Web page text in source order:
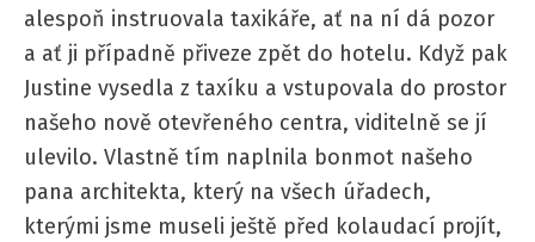
alespoň instruovala taxikáře, ať na ní dá pozor
a ať ji případně přiveze zpět do hotelu. Když pak
Justine vysedla z taxíku a vstupovala do prostor
našeho nově otevřeného centra, viditelně se jí
ulevilo. Vlastně tím naplnila bonmot našeho
pana architekta, který na všech úřadech,
kterými jsme museli ještě před kolaudací projít,